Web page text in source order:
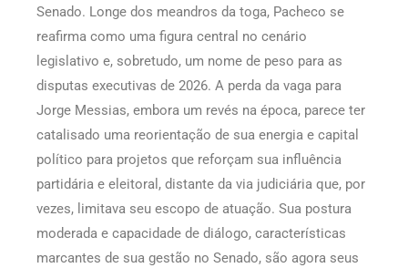
Senado. Longe dos meandros da toga, Pacheco se
reafirma como uma figura central no cenário
legislativo e, sobretudo, um nome de peso para as
disputas executivas de 2026. A perda da vaga para
Jorge Messias, embora um revés na época, parece ter
catalisado uma reorientação de sua energia e capital
político para projetos que reforçam sua influência
partidária e eleitoral, distante da via judiciária que, por
vezes, limitava seu escopo de atuação. Sua postura
moderada e capacidade de diálogo, características
marcantes de sua gestão no Senado, são agora seus